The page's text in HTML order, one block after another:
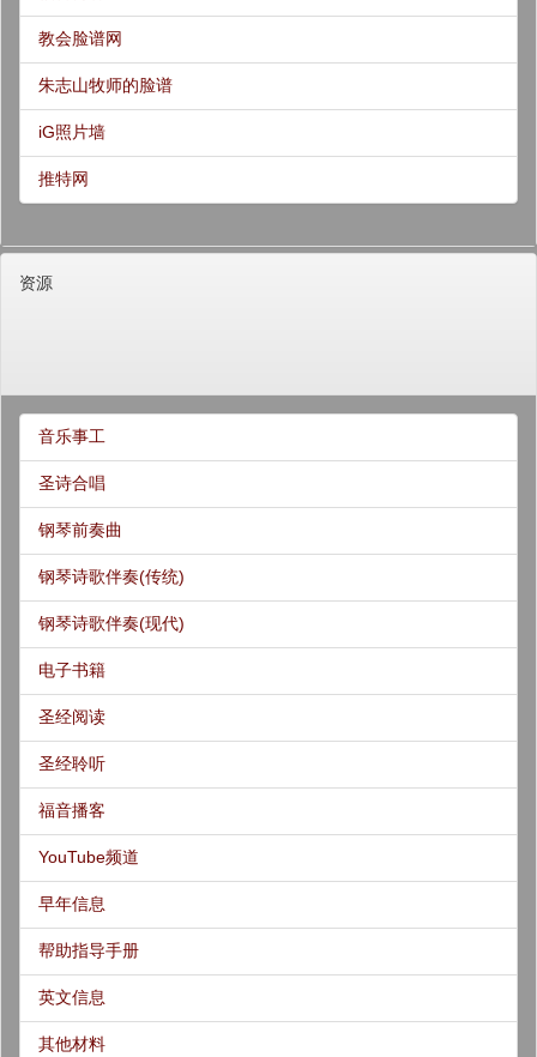
教会脸谱网
朱志山牧师的脸谱
iG照片墙
推特网
资源
音乐事工
圣诗合唱
钢琴前奏曲
钢琴诗歌伴奏(传统)
钢琴诗歌伴奏(现代)
电子书籍
圣经阅读
圣经聆听
福音播客
YouTube频道
早年信息
帮助指导手册
英文信息
其他材料